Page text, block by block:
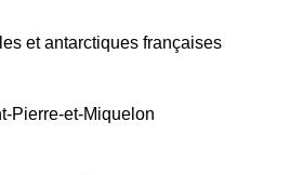
et antarctiques françaises
Pierre-et-Miquelon